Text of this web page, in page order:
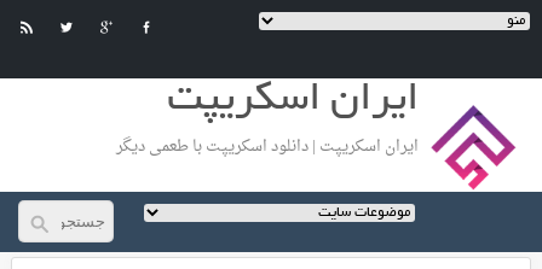
ایران اسکریپت
ایران اسکریپت | دانلود اسکریپت با طعمی دیگر